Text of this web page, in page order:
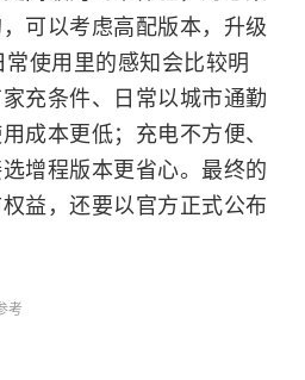
可以考虑高配版本，升级
使用里的感知会比较明
充条件、日常以城市通勤
成本更低；充电不方便、
增程版本更省心。最终的
益，还要以官方正式公布
考